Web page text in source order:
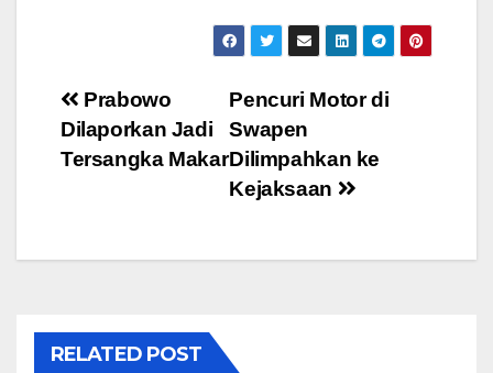
Post
navigation
Pencuri Motor di
Swapen
Dilimpahkan ke
Kejaksaan
Prabowo
Dilaporkan Jadi
Tersangka Makar
RELATED POST